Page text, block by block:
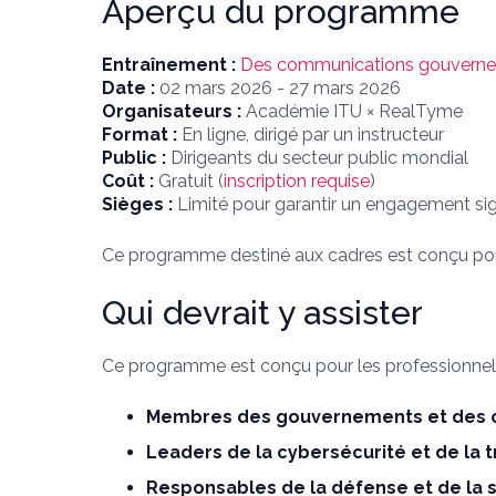
Aperçu du programme
Entraînement : Des communications
Date : 02 mars 2026 - 27 mars 2026
Organisateurs : Académie ITU × RealTyme
Format : En ligne, dirigé par un instructeur
Public : Dirigeants du secteur public mondial
Coût : Gratuit (inscription requise)
Sièges : Limité pour garantir un engagement
Ce programme destiné aux cadres est conçu
Qui devrait y assister
Ce programme est conçu pour les
Membres des gouvernements et
Leaders de la cybersécurité et de la
Responsables de la défense et de la